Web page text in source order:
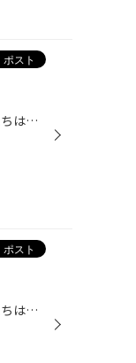
愛知県 稲沢市津島市あま市一宮市 岐阜県海津市 その他近隣のお客様 こんにちは。 愛知県稲沢市福島町のタイヤ館稲沢です。 どうも「つぼやん」こと店長の坪内です。 野球プレミア12 韓国にやられちゃいましたね～。 残念でした。 でも中日の平田君の活躍はうれしいです!! 余談は置いといて......
愛知県 稲沢市津島市あま市一宮市 岐阜県海津市 その他近隣のお客様 こんにちは。 愛知県稲沢市福島町のタイヤ館稲沢です。 どうも「つぼやん」こと店長の坪内です。 １1月16日より新しい仲間が増えました。 『松山陽平』が入社してまいりました。 松山くんは入社前はトヨタのディーラーで整備士...